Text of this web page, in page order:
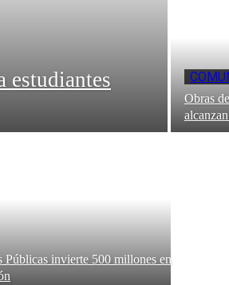
estudiantes
Obras
Públicas invierte 500 millones en